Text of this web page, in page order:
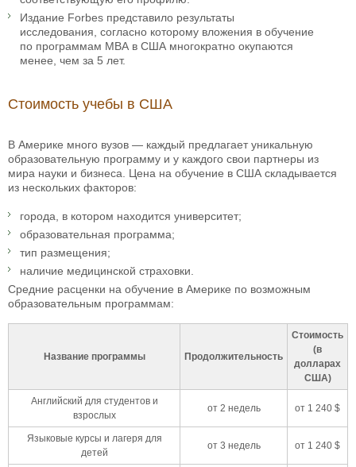
Издание Forbes представило результаты
исследования, согласно которому вложения в обучение
по программам МВА в США многократно окупаются
менее, чем за 5 лет.
Стоимость учебы в США
В Америке много вузов — каждый предлагает уникальную
образовательную программу и у каждого свои партнеры из
мира науки и бизнеса. Цена на обучение в США складывается
из нескольких факторов:
города, в котором находится университет;
образовательная программа;
тип размещения;
наличие медицинской страховки.
Средние расценки на обучение в Америке по возможным
образовательным программам:
Название программы Продолжительность
Стоимость
(в
долларах
США)
Английский для студентов и
взрослых
от 2 недель от 1 240 $
Языковые курсы и лагеря для
детей
от 3 недель от 1 240 $